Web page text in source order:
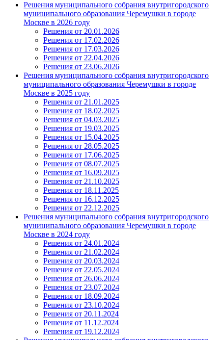
Решения муниципального собрания внутригородского
муниципального образования Черемушки в городе
Москве в 2026 году
Решения от 20.01.2026
Решения от 17.02.2026
Решения от 17.03.2026
Решения от 22.04.2026
Решения от 23.06.2026
Решения муниципального собрания внутригородского
муниципального образования Черемушки в городе
Москве в 2025 году
Решения от 21.01.2025
Решения от 18.02.2025
Решения от 04.03.2025
Решения от 19.03.2025
Решения от 15.04.2025
Решения от 28.05.2025
Решения от 17.06.2025
Решения от 08.07.2025
Решения от 16.09.2025
Решения от 21.10.2025
Решения от 18.11.2025
Решения от 16.12.2025
Решения от 22.12.2025
Решения муниципального собрания внутригородского
муниципального образования Черемушки в городе
Москве в 2024 году
Решения от 24.01.2024
Решения от 21.02.2024
Решения от 20.03.2024
Решения от 22.05.2024
Решения от 26.06.2024
Решения от 23.07.2024
Решения от 18.09.2024
Решения от 23.10.2024
Решения от 20.11.2024
Решения от 11.12.2024
Решения от 19.12.2024